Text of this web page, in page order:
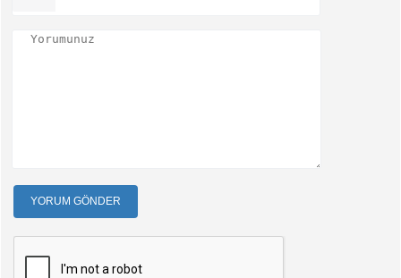
YORUM GÖNDER